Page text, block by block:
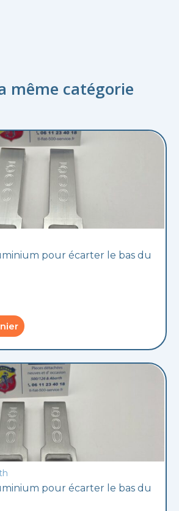
même catégorie
pour écarter le bas du
pour écarter le bas du